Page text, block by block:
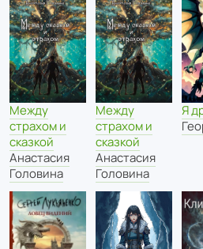
Между
страхом и
сказкой
Анастасия
Головина
Между
страхом и
сказкой
Анастасия
Головина
Я